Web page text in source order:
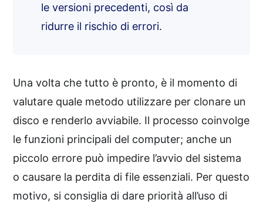
le versioni precedenti, così da
ridurre il rischio di errori.
Una volta che tutto è pronto, è il momento di
valutare quale metodo utilizzare per clonare un
disco e renderlo avviabile. Il processo coinvolge
le funzioni principali del computer; anche un
piccolo errore può impedire l’avvio del sistema
o causare la perdita di file essenziali. Per questo
motivo, si consiglia di dare priorità all’uso di